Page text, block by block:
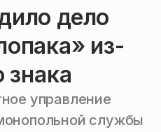
дело
из-
знака
управление
службы